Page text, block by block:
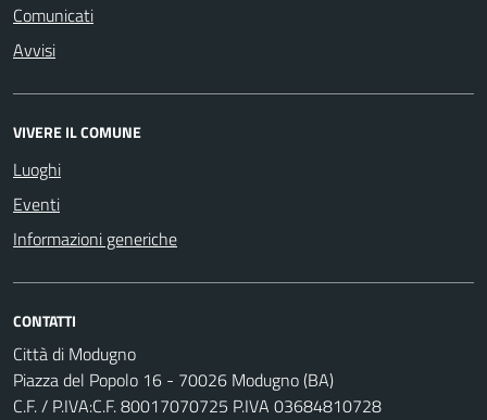
Comunicati
Avvisi
VIVERE IL COMUNE
Luoghi
Eventi
Informazioni generiche
CONTATTI
Città di Modugno
Piazza del Popolo 16 - 70026 Modugno (BA)
C.F. / P.IVA:C.F. 80017070725 P.IVA 03684810728